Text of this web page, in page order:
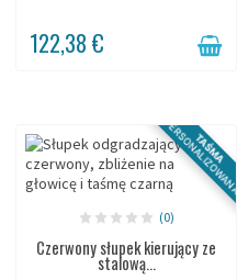
122,38 €
TAŚMA
PERSONALIZOWANA
(0)
Czerwony słupek kierujący ze
stalową...